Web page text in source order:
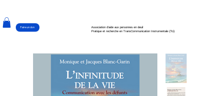
Faire un don
Association d'aide aux personnes en deuil
Pratique et recherche en TransCommunication Instrumentale (Tci)